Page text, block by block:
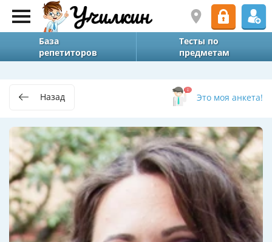
База
репетиторов
Тесты по
предметам
Назад Это моя анкета!